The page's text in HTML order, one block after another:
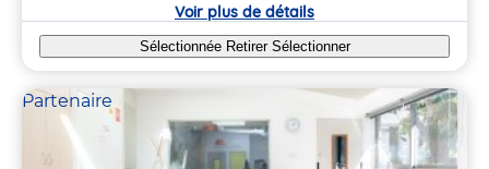
Voir plus de détails
Sélectionnée Retirer Sélectionner
Partenaire